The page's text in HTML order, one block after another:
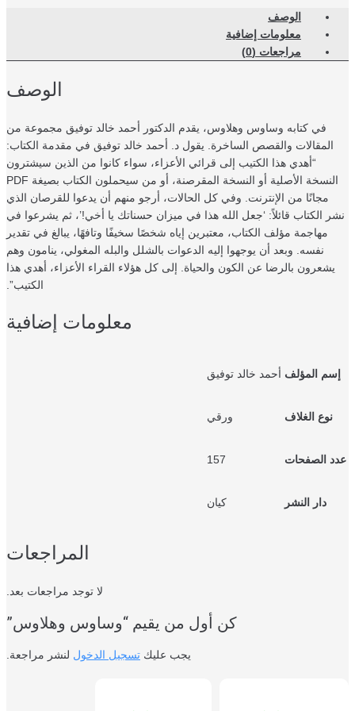
الوصف
معلومات إضافية
مراجعات (0)
الوصف
في كتابه وساوس وهلاوس، يقدم الدكتور أحمد خالد توفيق مجموعة من
المقالات والقصص الساخرة. يقول د. أحمد خالد توفيق في مقدمة الكتاب:
“أهدي هذا الكتيب إلى قرائي الأعزاء، سواء كانوا من الذين سيشترون
النسخة الأصلية أو النسخة المقرصنة، أو من سيحملون الكتاب بصيغة PDF
مجانًا من الإنترنت. وفي كل الحالات، أرجو منهم أن يدعوا للقرصان الذي
الكتاب قائلاً: ‘جعل الله هذا في ميزان حسناتك يا أخي!’، ثم يشرعوا في
مهاجمة مؤلف الكتاب، معتبرين إياه شخصًا سخيفًا وتافهًا، يبالغ في تقدير
نفسه. وبعد أن يوجهوا إليه الدعوات بالشلل والبله المغولي، ينامون وهم
يشعرون بالرضا عن الكون والحياة. إلى كل هؤلاء القراء الأعزاء، أهدي هذا
الكتيب”.
معلومات إضافية
المؤلف أحمد خالد توفيق
نوع الغلاف ورقي
الصفحات
دار النشر كيان
المراجعات
لا توجد مراجعات بعد.
كن أول من يقيم “وساوس وهلاوس”
يجب عليكتسجيل الدخوللنشر مراجعة.